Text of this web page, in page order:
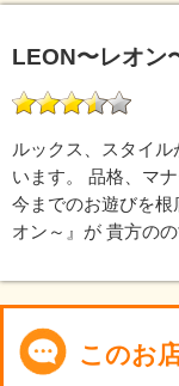
LEON〜レオン
ルックス、スタイ
います。 品格、マ
今までのお遊びを
オン～』が 貴方の
このお